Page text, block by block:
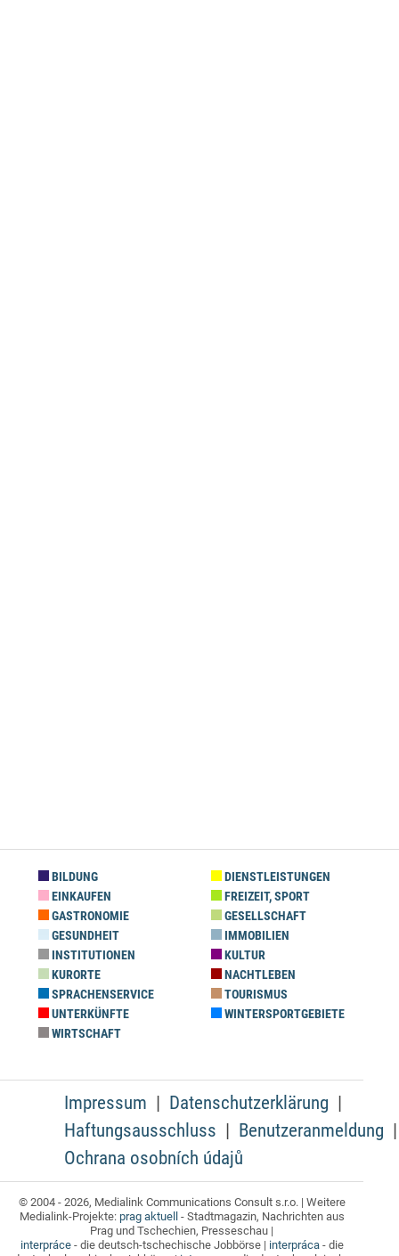
BILDUNG
DIENSTLEISTUNGEN
EINKAUFEN
FREIZEIT, SPORT
GASTRONOMIE
GESELLSCHAFT
GESUNDHEIT
IMMOBILIEN
INSTITUTIONEN
KULTUR
KURORTE
NACHTLEBEN
SPRACHENSERVICE
TOURISMUS
UNTERKÜNFTE
WINTERSPORTGEBIETE
WIRTSCHAFT
Impressum
Datenschutzerklärung
Haftungsausschluss
Benutzeranmeldung
Ochrana osobních údajů
© 2004 - 2026, Medialink Communications Consult s.r.o. | Weitere
Medialink-Projekte: prag aktuell - Stadtmagazin, Nachrichten aus
Prag und Tschechien, Presseschau |
interpráce- die deutsch-tschechische Jobbörse | interpráca- die